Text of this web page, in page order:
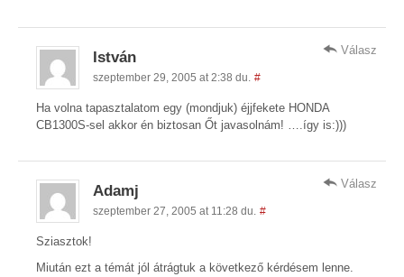
István
szeptember 29, 2005 at 2:38 du. #
Ha volna tapasztalatom egy (mondjuk) éjjfekete HONDA
CB1300S-sel akkor én biztosan Őt javasolnám! ….így is:)))
Válasz
Adamj
szeptember 27, 2005 at 11:28 du. #
Sziasztok!
Miután ezt a témát jól átrágtuk a következő kérdésem lenne.
Válasz